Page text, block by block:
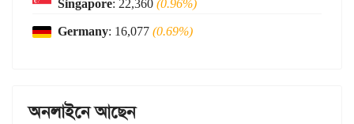
Singapore: 22,360(0.96%)
Germany: 16,077(0.69%)
অনলাইনে আছেন